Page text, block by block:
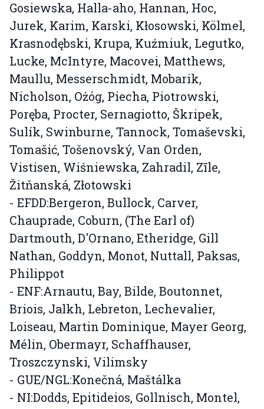
Gosiewska, Halla-aho, Hannan, Hoc,
Jurek, Karim, Karski, Kłosowski, Kölmel,
Krasnodębski, Krupa, Kuźmiuk, Legutko,
Lucke, McIntyre, Macovei, Matthews,
Maullu, Messerschmidt, Mobarik,
Nicholson, Ożóg, Piecha, Piotrowski,
Poręba, Procter, Sernagiotto, Škripek,
Sulík, Swinburne, Tannock, Tomaševski,
Tomašić, Tošenovský, Van Orden,
Vistisen, Wiśniewska, Zahradil, Zīle,
Žitňanská, Złotowski
- EFDD:Bergeron, Bullock, Carver,
Chauprade, Coburn, (The Earl of)
Dartmouth, D'Ornano, Etheridge, Gill
Nathan, Goddyn, Monot, Nuttall, Paksas,
Philippot
- ENF:Arnautu, Bay, Bilde, Boutonnet,
Briois, Jalkh, Lebreton, Lechevalier,
Loiseau, Martin Dominique, Mayer Georg,
Mélin, Obermayr, Schaffhauser,
Troszczynski, Vilimsky
- GUE/NGL:Konečná, Maštálka
- NI:Dodds, Epitideios, Gollnisch, Montel,